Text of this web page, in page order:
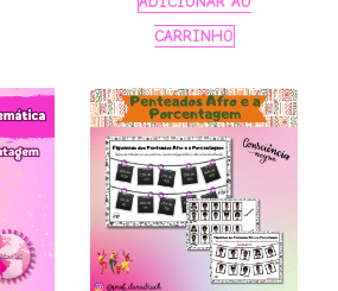
CARRINHO